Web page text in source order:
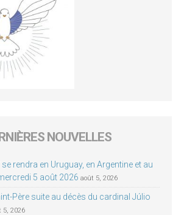
NOUVELLES
se rendra en Uruguay, en Argentine et au
5 août 2026 août 5, 2026
Père suite au décès du cardinal Júlio
5, 2026